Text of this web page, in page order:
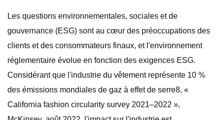
Les questions environnementales, sociales et de
gouvernance (ESG) sont au cœur des préoccupations des
clients et des consommateurs finaux, et l'environnement
réglementaire évolue en fonction des exigences ESG.
Considérant que l'industrie du vêtement représente 10 %
des émissions mondiales de gaz à effet de serre8, «
California fashion circularity survey 2021–2022 »,